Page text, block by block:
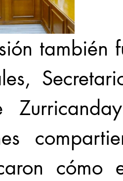
también
cómo